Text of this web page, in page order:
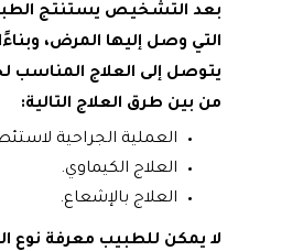
بعد التشخيص يستنتج
التي وصل إليها المرض،
يتوصل إلى العلاج المناسب
من بين طرق العلاج التالية:
العملية الجراحية
العلاج الكيماوي.
العلاج بالإشعاع.
لا يمكن للطبيب معرفة نوع